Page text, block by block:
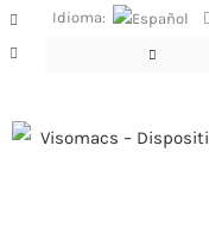
Saltar
al
FacebookIdioma: